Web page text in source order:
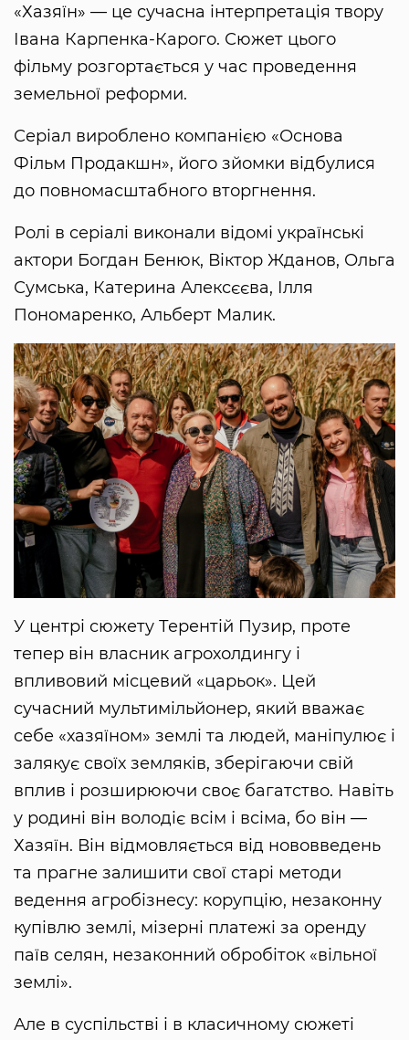
«Хазяїн» — це сучасна інтерпретація твору
Івана Карпенка-Карого. Сюжет цього
фільму розгортається у час проведення
земельної реформи.
Серіал вироблено компанією «Основа
Фільм Продакшн», його зйомки відбулися
до повномасштабного вторгнення.
Ролі в серіалі виконали відомі українські
актори Богдан Бенюк, Віктор Жданов, Ольга
Сумська, Катерина Алексєєва, Ілля
Пономаренко, Альберт Малик.
У центрі сюжету Терентій Пузир, проте
тепер він власник агрохолдингу і
впливовий місцевий «царьок». Цей
сучасний мультимільйонер, який вважає
себе «хазяїном» землі та людей, маніпулює і
залякує своїх земляків, зберігаючи свій
вплив і розширюючи своє багатство. Навіть
у родині він володіє всім і всіма, бо він —
Хазяїн. Він відмовляється від нововведень
та прагне залишити свої старі методи
ведення агробізнесу: корупцію, незаконну
купівлю землі, мізерні платежі за оренду
паїв селян, незаконний обробіток «вільної
землі».
Але в суспільстві і в класичному сюжеті